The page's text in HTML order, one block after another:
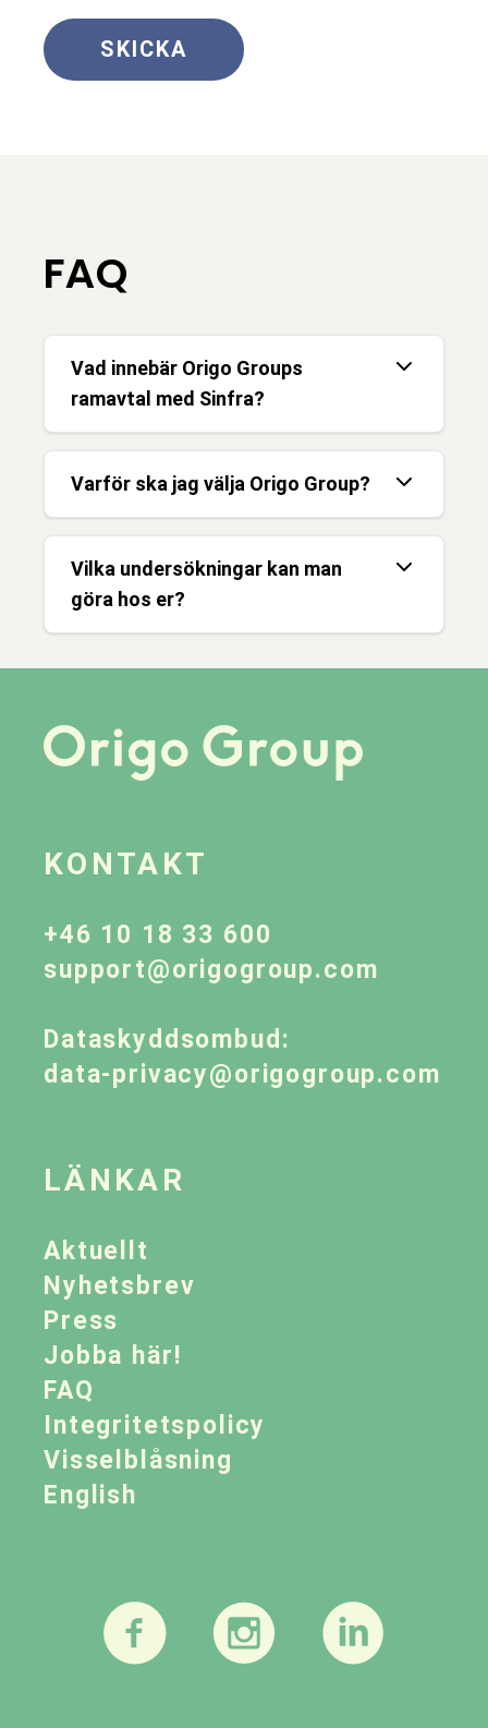
SKICKA
FAQ
Vad innebär Origo Groups
ramavtal med Sinfra?
Varför ska jag välja Origo Group?
Vilka undersökningar kan man
göra hos er?
KONTAKT
+46 10 18 33 600
support@origogroup.com
Dataskyddsombud:
data-privacy@origogroup.com
LÄNKAR
Aktuellt
Nyhetsbrev
Press
Jobba här!
FAQ
Integritetspolicy
Visselblåsning
English